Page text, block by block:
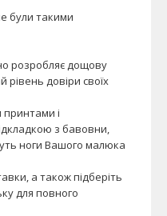
були такими
розробляє дощову
рівень довіри своїх
і
з бавовни,
ноги Вашого малюка
а також підберіть
для повного